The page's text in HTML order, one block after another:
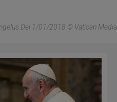
Del 1/01/2018 © Vatican Media